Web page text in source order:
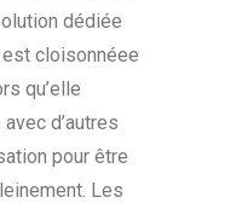
dédiée
est cloisonnéee
qu’elle
d’autres
pour être
Les